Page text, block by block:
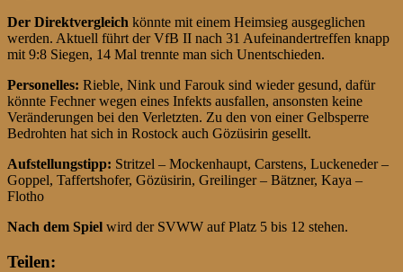
Der Direktvergleich könnte mit einem Heimsieg ausgeglichen
werden. Aktuell führt der VfB II nach 31 Aufeinandertreffen knapp
mit 9:8 Siegen, 14 Mal trennte man sich Unentschieden.
Personelles: Rieble, Nink und Farouk sind wieder gesund, dafür
könnte Fechner wegen eines Infekts ausfallen, ansonsten keine
Veränderungen bei den Verletzten. Zu den von einer Gelbsperre
Bedrohten hat sich in Rostock auch Gözüsirin gesellt.
Aufstellungstipp: Stritzel – Mockenhaupt, Carstens, Luckeneder –
Goppel, Taffertshofer, Gözüsirin, Greilinger – Bätzner, Kaya –
Flotho
Nach dem Spiel wird der SVWW auf Platz 5 bis 12 stehen.
Teilen: